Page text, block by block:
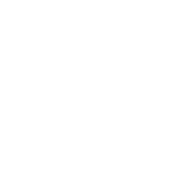
bar.
vlasů, minibar (při
s jedním dítětem) se